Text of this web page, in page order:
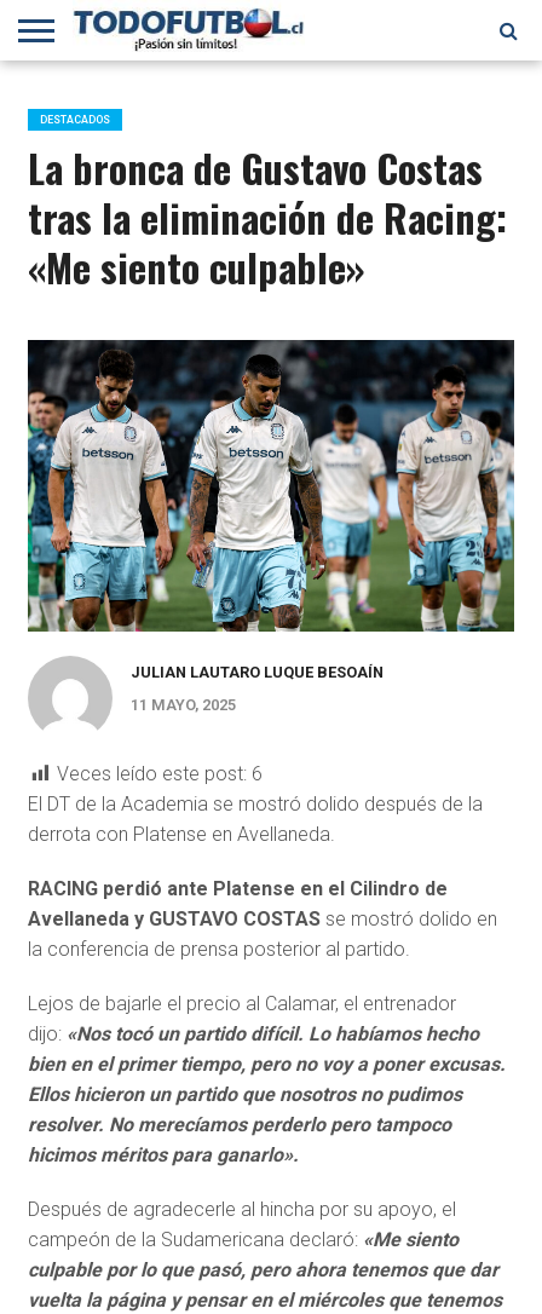
PRIMERA
B
SELECCIÓN
CHILENA
CHILENOS
EN EL
MUNDO
FÚTBOL
INTERNACIONAL
DESTACADOS
La bronca de Gustavo Costas
tras la eliminación de Racing:
«Me siento culpable»
JULIAN LAUTARO LUQUE BESOAÍN
11 MAYO, 2025
Veces leído este post: 6
El DT de la Academia se mostró dolido después de la
derrota con Platense en Avellaneda.
RACING perdió ante Platense en el Cilindro de
Avellaneda y GUSTAVO COSTASse mostró dolido en
la conferencia de prensa posterior al partido.
Lejos de bajarle el precio al Calamar, el entrenador
dijo:«Nos tocó un partido difícil. Lo habíamos hecho
bien en el primer tiempo, pero no voy a poner excusas.
Ellos hicieron un partido que nosotros no pudimos
resolver. No merecíamos perderlo pero tampoco
hicimos méritos para ganarlo».
Después de agradecerle al hincha por su apoyo, el
campeón de la Sudamericana declaró: «Me siento
culpable por lo que pasó, pero ahora tenemos que dar
vuelta la página y pensar en el miércoles que tenemos